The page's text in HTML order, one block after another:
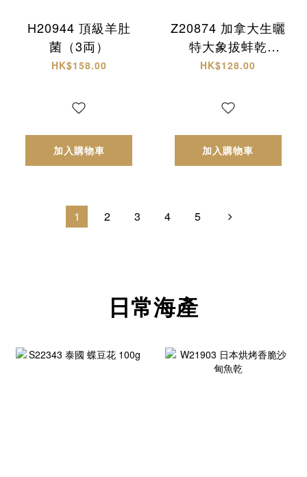
H20944 頂級羊肚
菌（3両）
HK$158.00
加入購物車
Z20874 加拿大生曬
特大象拔蚌乾
(L)+西非原隻有腌
禮盒✨
HK$128.00
加入購物車
1 2 3 4 5
日常海產